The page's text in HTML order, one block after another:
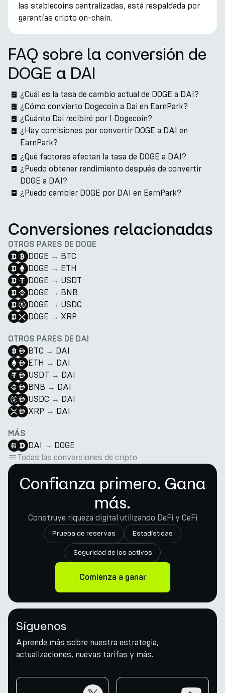
las stablecoins centralizadas, está respaldada por
garantías cripto on-chain.
FAQ sobre la conversión de
DOGE a DAI
¿Cuál es la tasa de cambio actual de DOGE a DAI?
¿Cómo convierto Dogecoin a Dai en EarnPark?
¿Cuánto Dai recibiré por 1 Dogecoin?
¿Hay comisiones por convertir DOGE a DAI en
EarnPark?
¿Qué factores afectan la tasa de DOGE a DAI?
¿Puedo obtener rendimiento después de convertir
DOGE a DAI?
¿Puedo cambiar DOGE por DAI en EarnPark?
Conversiones relacionadas
OTROS PARES DE DOGE
DOGE → BTC
DOGE → ETH
DOGE → USDT
DOGE → BNB
DOGE → USDC
DOGE → XRP
OTROS PARES DE DAI
BTC → DAI
ETH → DAI
USDT → DAI
BNB → DAI
USDC → DAI
XRP → DAI
MÁS
DAI → DOGE
Todas las conversiones de cripto
Confianza primero. Gana
más.
Construye riqueza digital utilizando DeFi y CeFi
Prueba de reservas Estadísticas
Seguridad de los activos
Comienza a ganar
Síguenos
Aprende más sobre nuestra estrategia,
actualizaciones, nuevas tarifas y más.